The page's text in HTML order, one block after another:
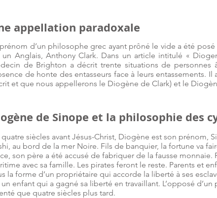
appellation paradoxale
d’un philosophe grec ayant prôné le vide a été
un Anglais, Anthony Clark. Dans un article intitulé «
de Brighton a décrit trente situations de
de honte des entasseurs face à leurs entassements.
et que nous appellerons le Diogène de Clark) et le
de Sinope et la philosophie des
quatre siècles avant Jésus-Christ, Diogène est son prénom,
au bord de la mer Noire. Fils de banquier, la fortune va
son père a été accusé de fabriquer de la fausse
avec sa famille. Les pirates feront le reste. Parents et
la forme d’un propriétaire qui accorde la liberté à ses
un enfant qui a gagné sa liberté en travaillant. L’opposé
que quatre siècles plus tard.